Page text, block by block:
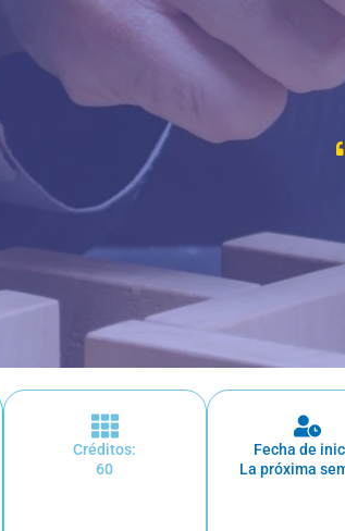
Créditos:
60
Fecha de
La próxima